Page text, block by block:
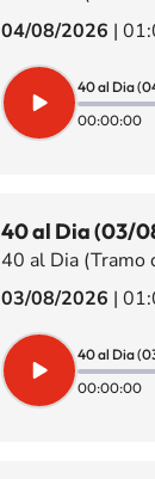
04/08/2026 |
40 al Dia
00:00:00
40 al Dia (03/
40 al Dia (Tramo
03/08/2026 |
40 al Dia
00:00:00